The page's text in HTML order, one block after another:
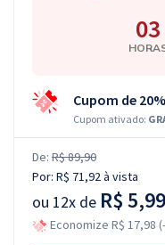
03
Cupom de
Cupom ativado:
De: R$ 89,90
Por: R$ 71,92à vista
ou 12x de R$ 5,99
Economize R$ 17,98